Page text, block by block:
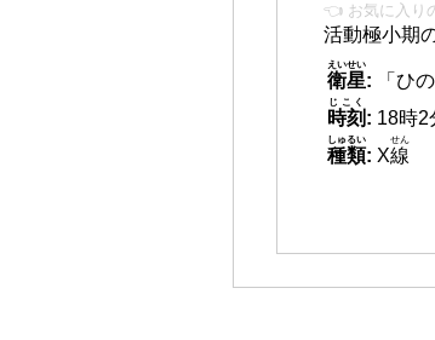
👈 お気に入り
活動極小期
衛星
えいせい
:
「ひ
時刻
じこく
: 18時2
種類
しゅるい
: X線
せん